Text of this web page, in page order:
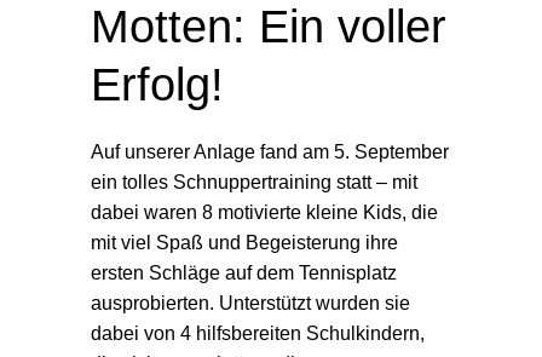
Motten: Ein voller
Erfolg!
Auf unserer Anlage fand am 5. September
ein tolles Schnuppertraining statt – mit
dabei waren 8 motivierte kleine Kids, die
mit viel Spaß und Begeisterung ihre
ersten Schläge auf dem Tennisplatz
ausprobierten. Unterstützt wurden sie
dabei von 4 hilfsbereiten Schulkindern,